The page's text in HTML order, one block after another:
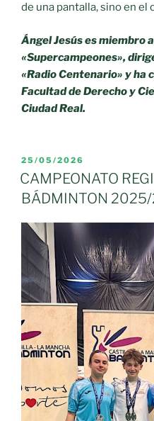
de una pantalla, sino en el
Ángel Jesús es miembro
«Supercampeones»,
«Radio Centenario» y ha
Facultad de Derecho y
Ciudad Real.
PUBLICADO
EL
25/05/2026
CAMPEONATO
BÁDMINTON